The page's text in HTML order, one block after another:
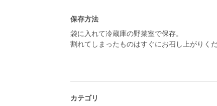
保存方法
袋に入れて冷蔵庫の野菜室で保存。
割れてしまったものはすぐにお召し上がりくだ
カテゴリ